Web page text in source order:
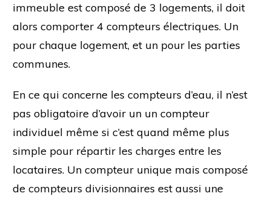
immeuble est composé de 3 logements, il doit
alors comporter 4 compteurs électriques. Un
pour chaque logement, et un pour les parties
communes.
En ce qui concerne les compteurs d’eau, il n’est
pas obligatoire d’avoir un un compteur
individuel même si c’est quand même plus
simple pour répartir les charges entre les
locataires. Un compteur unique mais composé
de compteurs divisionnaires est aussi une